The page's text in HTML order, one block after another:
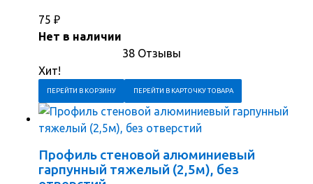
75 ₽
Нет в наличии
38 Отзывы
Хит!
ПЕРЕЙТИ В КОРЗИНУ ПЕРЕЙТИ В КАРТОЧКУ ТОВАРА
Профиль стеновой алюминиевый
гарпунный тяжелый (2,5м), без